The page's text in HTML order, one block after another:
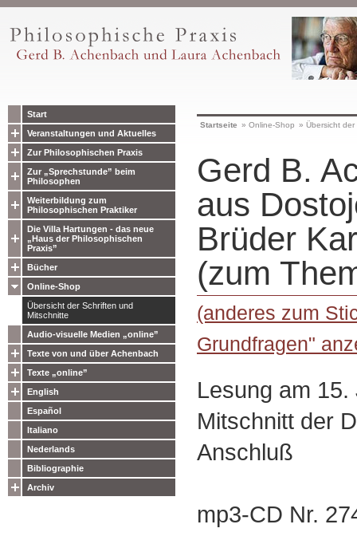
Start
Veranstaltungen und Aktuelles
Zur Philosophischen Praxis
Zur „Sprechstunde” beim
Philosophen
Weiterbildung zum
Philosophischen Praktiker
Die Villa Hartungen - das neue
„Haus der Philosophischen
Praxis”
Bücher
Online-Shop
Übersicht der Schriften und
Mitschnitte
Audio-visuelle Medien „online”
Texte von und über Achenbach
Texte „online”
English
Español
Italiano
Nederlands
Bibliographie
Archiv
Startseite » Online-Shop » Übersicht
Gerd B.
aus
Brüder
(zum
(anderes zum
Grundfragen"
Lesung am
Mitschnitt der
Anschluß
mp3-CD Nr.